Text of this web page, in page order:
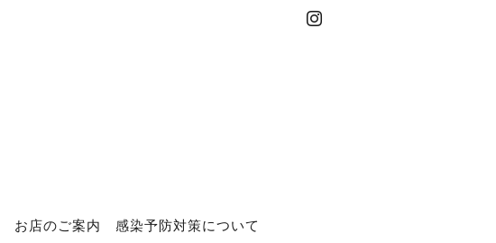
お店のご案内
感染予防対策について